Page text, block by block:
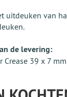
uitdeuken van
de levering:
39 x 7 mm